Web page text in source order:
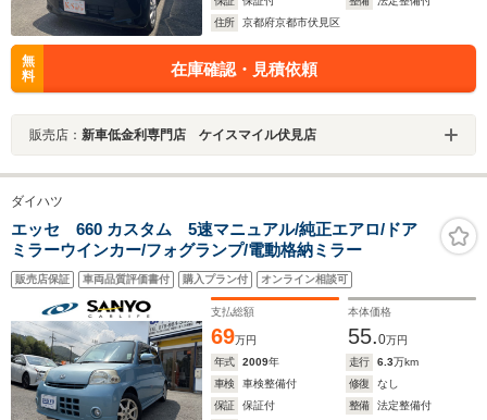
住所
京都府京都市伏見区
無
料
在庫確認・見積依頼
販売店： 新車低金利専門店 ケイスマイル伏見店
ダイハツ
エッセ 660 カスタム 5速マニュアル/純正エアロ/ドア
ミラーウインカー/フォグランプ/電動格納ミラー
販売店保証 車両品質評価書付 購入プラン付 オンライン相談可
支払総額
69万円
本体価格
55.0万円
年式
2009年 走行 6.3万km
車検
車検整備付 修復
なし
保証
保証付 整備
法定整備付